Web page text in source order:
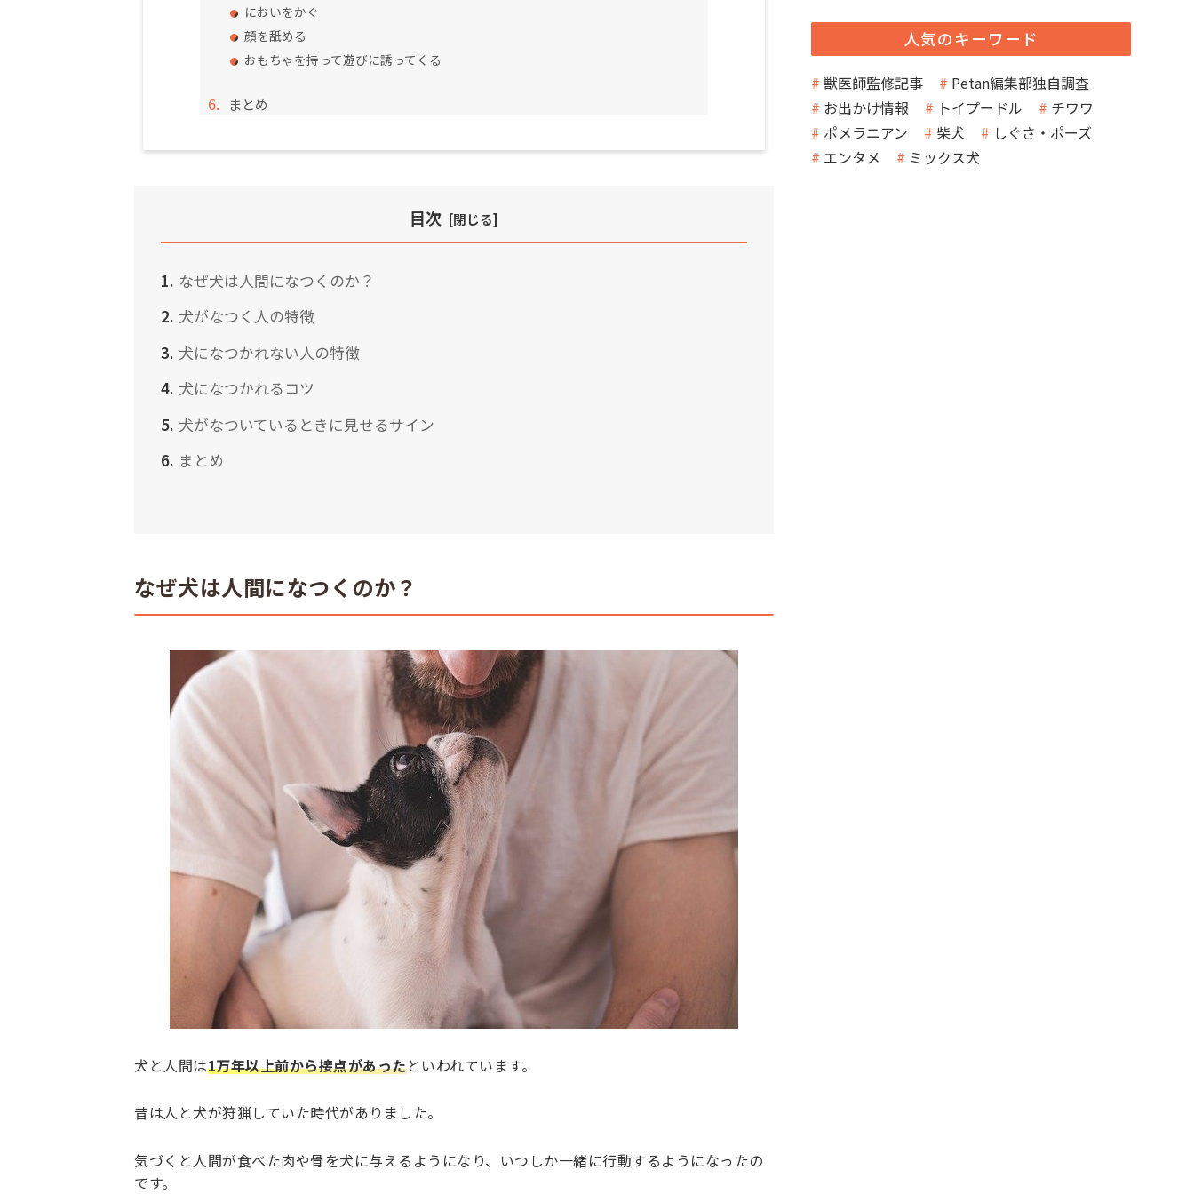
においをかぐ
顔を舐める
おもちゃを持って遊びに誘ってくる
まとめ
目次
なぜ犬は人間になつくのか？
犬がなつく人の特徴
犬になつかれない人の特徴
犬になつかれるコツ
犬がなついているときに見せるサイン
まとめ
なぜ犬は人間になつくのか？
犬と人間は1万年以上前から接点があったといわれています。
昔は人と犬が狩猟していた時代がありました。
気づくと人間が食べた肉や骨を犬に与えるようになり、いつしか一緒に行動するようになったの
です。
人気のキーワード
獣医師監修記事
Petan編集部独自調査
お出かけ情報
トイプードル
チワワ
ポメラニアン
柴犬
しぐさ・ポーズ
エンタメ
ミックス犬